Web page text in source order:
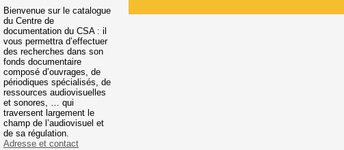
Bienvenue sur le catalogue
du Centre de
documentation du CSA : il
vous permettra d’effectuer
des recherches dans son
fonds documentaire
composé d’ouvrages, de
périodiques spécialisés, de
ressources audiovisuelles
et sonores, … qui
traversent largement le
champ de l’audiovisuel et
de sa régulation.
Adresse et contact